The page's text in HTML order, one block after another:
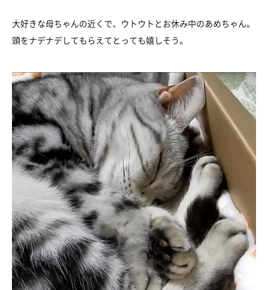
大好きな母ちゃんの近くで、ウトウトとお休み中のあめちゃん。
頭をナデナデしてもらえてとっても嬉しそう。